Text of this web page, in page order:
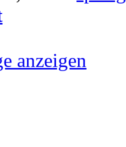
anzeigen